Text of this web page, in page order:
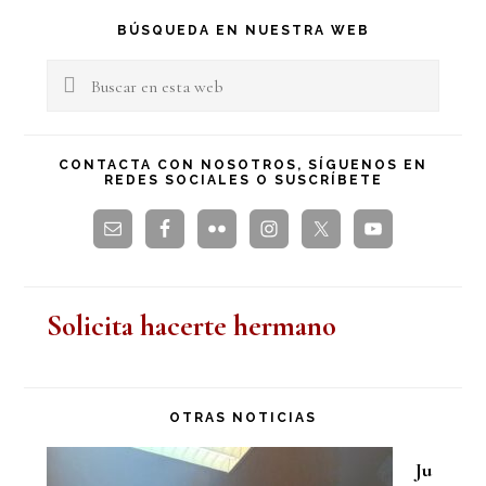
Barra
lateral
BÚSQUEDA EN NUESTRA WEB
Buscar
esta
CONTACTA CON NOSOTROS, SÍGUENOS EN
REDES SOCIALES O SUSCRÍBETE
Solicita hacerte hermano
OTRAS NOTICIAS
Ju